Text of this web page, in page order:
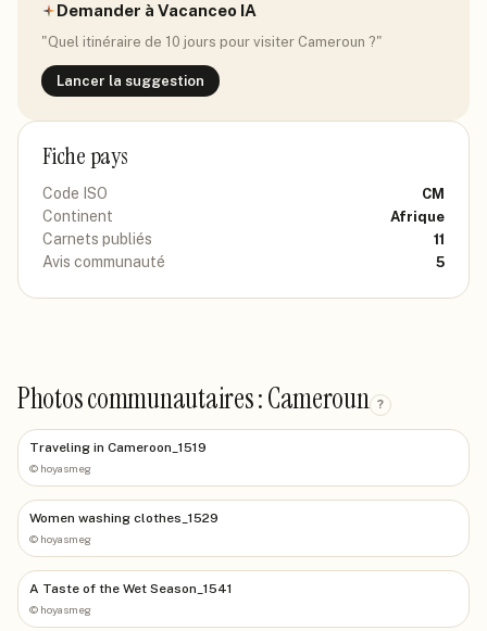
Demander à Vacanceo IA
"Quel itinéraire de 10 jours pour visiter Cameroun ?"
Lancer la suggestion
Fiche pays
Code ISO CM
Continent Afrique
Carnets publiés 11
Avis communauté 5
Photos communautaires : Cameroun ?
Traveling in Cameroon_1519
© hoyasmeg
Women washing clothes_1529
© hoyasmeg
A Taste of the Wet Season_1541
© hoyasmeg